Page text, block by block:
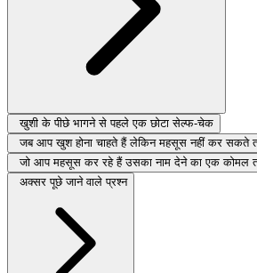
खुशी के पीछे भागने से पहले एक छोटा सेल्फ-चेक
जब आप खुश होना चाहते हैं लेकिन महसूस नहीं कर सकते
जो आप महसूस कर रहे हैं उसका नाम देने का एक कोमल
अक्सर पूछे जाने वाले प्रश्न